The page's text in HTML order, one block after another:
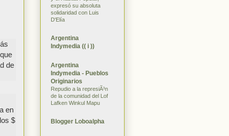
de
en
$
expresó su absoluta
solidaridad con Luis
D'Elía
Argentina
Indymedia (( i ))
Argentina
Indymedia - Pueblos
Originarios
Repudio a la represiÃ³n
de la comunidad del Lof
Lafken Winkul Mapu
Blogger Loboalpha